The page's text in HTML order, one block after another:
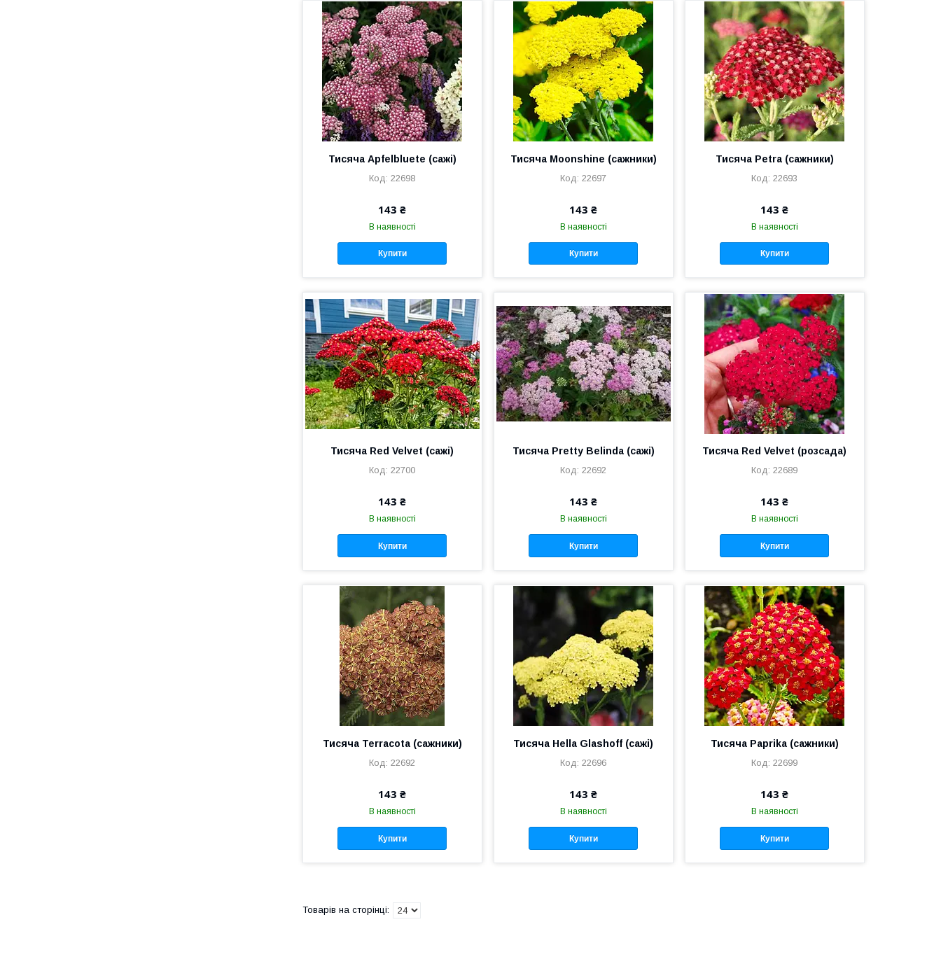
Тисяча Apfelbluete (сажі)
22698
143 ₴
В наявності
Купити
Тисяча Moonshine (сажники)
22697
143 ₴
В наявності
Купити
Тисяча Petra (сажники)
22693
143 ₴
В наявності
Купити
Тисяча Red Velvet (сажі)
22700
143 ₴
В наявності
Купити
Тисяча Pretty Belinda (сажі)
22692
143 ₴
В наявності
Купити
Тисяча Red Velvet (розсада)
22689
143 ₴
В наявності
Купити
Тисяча Terracota (сажники)
22692
143 ₴
В наявності
Купити
Тисяча Hella Glashoff (сажі)
22696
143 ₴
В наявності
Купити
Тисяча Paprika (сажники)
22699
143 ₴
В наявності
Купити